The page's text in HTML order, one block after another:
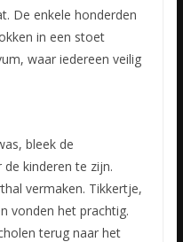
De enkele honderden
in een stoet
waar iedereen veilig
bleek de
kinderen te zijn.
vermaken. Tikkertje,
vonden het prachtig.
terug naar het